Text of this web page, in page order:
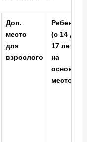
Доп.
место
для
взрослого
Ребенок
(с 14 до
17 лет)
на
основное
место